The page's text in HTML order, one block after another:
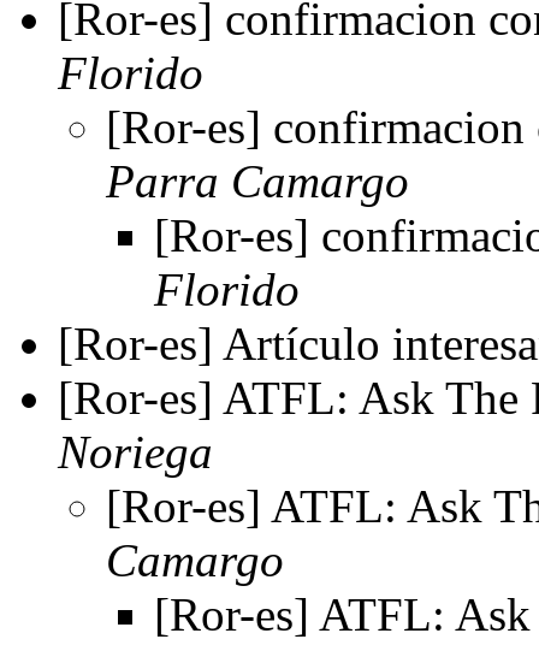
[Ror-es] confirmacion
Florido
[Ror-es]
Parra Camargo
[Ror-es]
Florido
[Ror-es] Artículo
[Ror-es] ATFL: Ask
Noriega
[Ror-es] ATFL: Ask
Camargo
[Ror-es] ATFL: